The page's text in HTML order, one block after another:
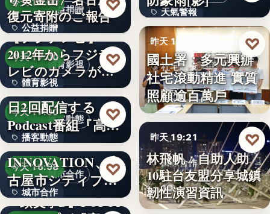
公益捐贈
今天 17:00
公益捐贈
4,550,085
復元寄附のご報告
♡
體育影視
今天 17:00
體育影視
99
【フジテレビ】
2012年からフジテ
レビのカメラが追
い続け…
♡
播客動態
今天 17:00
播客動態
文字
俳優・高橋健介が1
日2回配信する
Podcast番組『高
橋…
♡
城市合作
今天 16:58
城市合作
NEXT
INNOVATION、名
古屋市シティプロ
モーシ…
♡
『頭文字D』POPUP
天氣警報
文字
昨天 19:26
社宅政策
文字
國土署：多元興辦
社宅滾動精進 實質
照顧逾百萬戶
♡
昨天 19:21
國際合作
10
林飛帆：自助人助
10駐台友盟分享城鎮
韌性演習資訊
♡